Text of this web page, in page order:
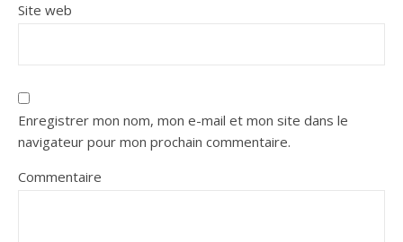
Site web
Enregistrer mon nom, mon e-mail et mon site dans le
navigateur pour mon prochain commentaire.
Commentaire